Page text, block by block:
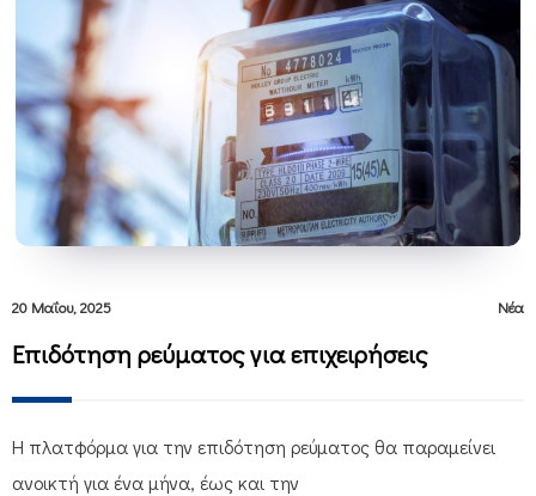
20 Μαΐου, 2025 Νέα
Επιδότηση ρεύματος για επιχειρήσεις
Η πλατφόρμα για την επιδότηση ρεύματος θα παραμείνει
ανοικτή για ένα μήνα, έως και την